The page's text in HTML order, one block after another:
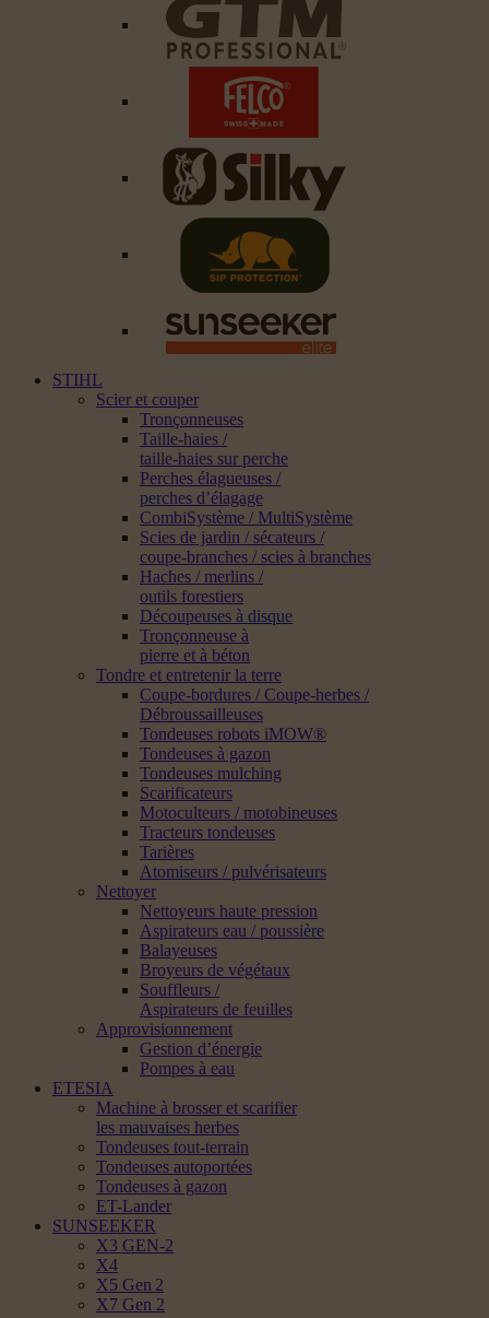
STIHL
Scier et couper
Tronçonneuses
Taille-haies /
taille-haies sur perche
Perches élagueuses /
perches d’élagage
CombiSystème / MultiSystème
Scies de jardin / sécateurs /
coupe-branches / scies à branches
Haches / merlins /
outils forestiers
Découpeuses à disque
Tronçonneuse à
pierre et à béton
Tondre et entretenir la terre
Coupe-bordures / Coupe-herbes /
Débroussailleuses
Tondeuses robots iMOW®
Tondeuses à gazon
Tondeuses mulching
Scarificateurs
Motoculteurs / motobineuses
Tracteurs tondeuses
Tarières
Atomiseurs / pulvérisateurs
Nettoyer
Nettoyeurs haute pression
Aspirateurs eau / poussière
Balayeuses
Broyeurs de végétaux
Souffleurs /
Aspirateurs de feuilles
Approvisionnement
Gestion d’énergie
Pompes à eau
ETESIA
Machine à brosser et scarifier
les mauvaises herbes
Tondeuses tout-terrain
Tondeuses autoportées
Tondeuses à gazon
ET-Lander
SUNSEEKER
X3 GEN-2
X4
X5 Gen 2
X7 Gen 2